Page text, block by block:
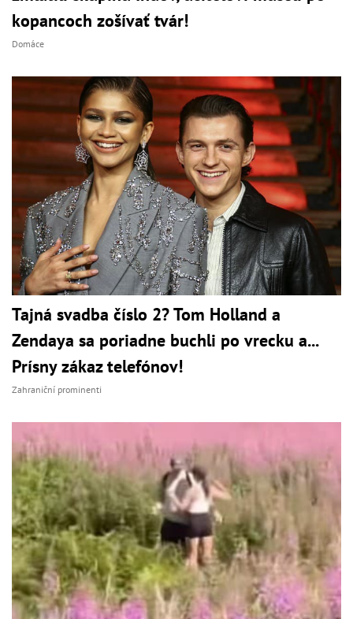
kopancoch zošívať tvár!
Domáce
Tajná svadba číslo 2? Tom Holland a
Zendaya sa poriadne buchli po vrecku a...
Prísny zákaz telefónov!
Zahraniční prominenti